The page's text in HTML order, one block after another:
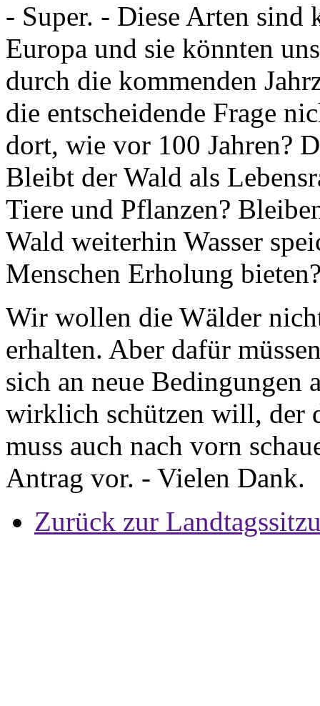
- Super. - Diese Arten sind
Europa und sie könnten
durch die kommenden
die entscheidende Frage
dort, wie vor 100 Jahren?
Bleibt der Wald als
Tiere und Pflanzen?
Wald weiterhin Wasser
Menschen Erholung
Wir wollen die Wälder
erhalten. Aber dafür
sich an neue Bedingungen
wirklich schützen will, der
muss auch nach vorn
Antrag vor. - Vielen Dank.
Zurück zur